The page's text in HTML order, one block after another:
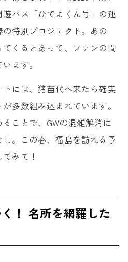
バス「ひでよくん号」の運
特別プロジェクト。あの
てくるとあって、ファンの間
ます。
には、猪苗代へ来たら確実
多数組み込まれています。
ことで、GWの混雑解消に
。この春、福島を訪れる予
みて！
！ 名所を網羅した